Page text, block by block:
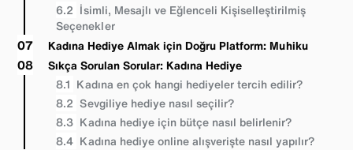
İsimli, Mesajlı ve Eğlenceli Kişiselleştirilmiş
Seçenekler
Kadına Hediye Almak için Doğru Platform: Muhiku
Sıkça Sorulan Sorular: Kadına Hediye
Kadına en çok hangi hediyeler tercih edilir?
Sevgiliye hediye nasıl seçilir?
Kadına hediye için bütçe nasıl belirlenir?
Kadına hediye online alışverişte nasıl yapılır?